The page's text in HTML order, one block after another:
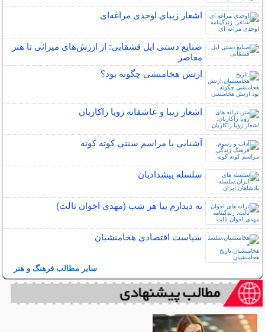
اشعار زیبای اوحدی مراغه‌ای
صنایع دستی ایل قشقایی: از ارزش‌های میراثی تا هنر
معاصر
ارتش هخامنشی چگونه بود؟
اشعار زیبا و عاشقانه زویا زاکاریان
آشنایی با مراسم سنتی کوته کوته
سلسله پیشدادیان
به دیدارم بیا هر شب (مهدی اخوان ثالث)
سیاست اقتصادی هخامنشیان
سایر مطالب فرهنگ و هنر